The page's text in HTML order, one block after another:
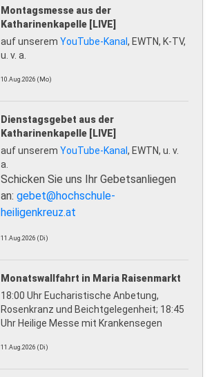
Montagsmesse aus der
Katharinenkapelle [LIVE]
auf unserem YouTube-Kanal, EWTN, K-TV,
u. v. a.
10.Aug.2026 (Mo)
Dienstagsgebet aus der
Katharinenkapelle [LIVE]
auf unserem YouTube-Kanal, EWTN, u. v.
a.
Schicken Sie uns Ihr Gebetsanliegen
an: gebet@hochschule-
heiligenkreuz.at
11.Aug.2026 (Di)
Monatswallfahrt in Maria Raisenmarkt
18:00 Uhr Eucharistische Anbetung,
Rosenkranz und Beichtgelegenheit; 18:45
Uhr Heilige Messe mit Krankensegen
11.Aug.2026 (Di)